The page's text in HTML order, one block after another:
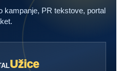
kampanje, PR tekstove, portal
Užice